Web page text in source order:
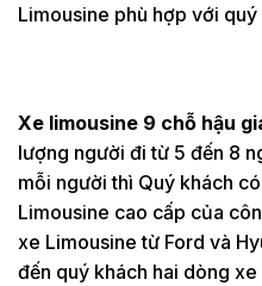
Limousine phù hợp với quý
Xe limousine 9 chỗ hậu
lượng người đi từ 5 đến 8
mỗi người thì Quý khách
Limousine cao cấp của
xe Limousine từ Ford và
đến quý khách hai dòng